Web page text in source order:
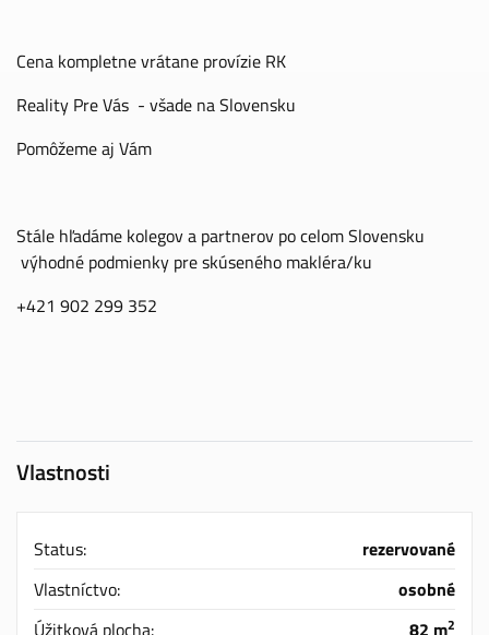
Cena kompletne vrátane provízie RK
Reality Pre Vás - všade na Slovensku
Pomôžeme aj Vám
Stále hľadáme kolegov a partnerov po celom Slovensku
výhodné podmienky pre skúseného makléra/ku
+421 902 299 352
Vlastnosti
Status:
rezervované
Vlastníctvo:
osobné
Úžitková plocha:
82 m2